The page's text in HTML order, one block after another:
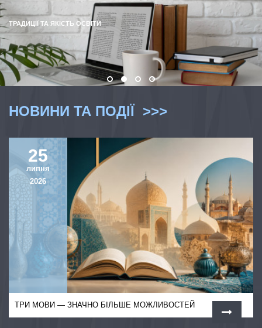
ТРАДИЦІЇ ТА ЯКІСТЬ ОСВІТИ
НОВИНИ ТА ПОДІЇ >>>
25
липня
2026
ТРИ МОВИ — ЗНАЧНО БІЛЬШЕ МОЖЛИВОСТЕЙ